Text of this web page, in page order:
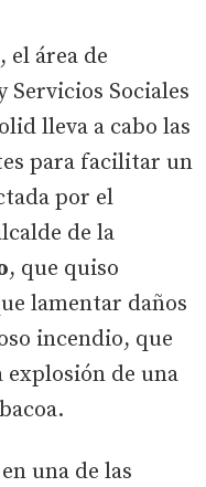
el área de
Servicios Sociales
lleva a cabo las
para facilitar un
por el
de la
, que quiso
lamentar daños
incendio, que
explosión de una
una de las